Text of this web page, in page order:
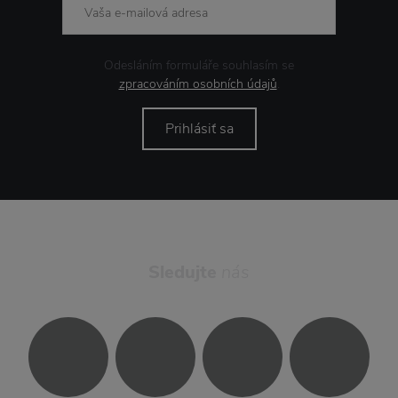
Odesláním formuláře souhlasím se
zpracováním osobních údajů.
Prihlásiť sa